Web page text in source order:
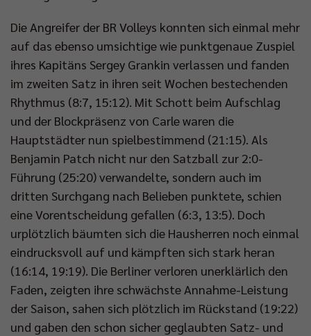
Die Angreifer der BR Volleys konnten sich einmal mehr
auf das ebenso umsichtige wie punktgenaue Zuspiel
ihres Kapitäns Sergey Grankin verlassen und fanden
im zweiten Satz in ihren seit Wochen bestechenden
Rhythmus (8:7, 15:12). Mit Schott beim Aufschlag
und der Blockpräsenz von Carle waren die
Hauptstädter nun spielbestimmend (21:15). Als
Benjamin Patch nicht nur den Satzball zur 2:0-
Führung (25:20) verwandelte, sondern auch im
dritten Surchgang nach Belieben punktete, schien
eine Vorentscheidung gefallen (6:3, 13:5). Doch
urplötzlich bäumten sich die Hausherren noch einmal
eindrucksvoll auf und kämpften sich stark heran
(16:14, 19:19). Die Berliner verloren unerklärlich den
Faden, zeigten ihre schwächste Annahme-Leistung
der Saison, sahen sich plötzlich im Rückstand (19:22)
und gaben den schon sicher geglaubten Satz- und